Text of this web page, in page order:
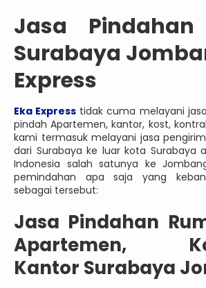
Jasa
Surabaya
Express
Eka Express tidak cuma melayani
pindah Apartemen, kantor, kost,
kami termasuk melayani jasa
dari Surabaya ke luar kota Surabaya
Indonesia salah satunya ke
pemindahan apa saja yang
sebagai tersebut:
Jasa Pindahan
Apartemen,
Kantor Surabaya